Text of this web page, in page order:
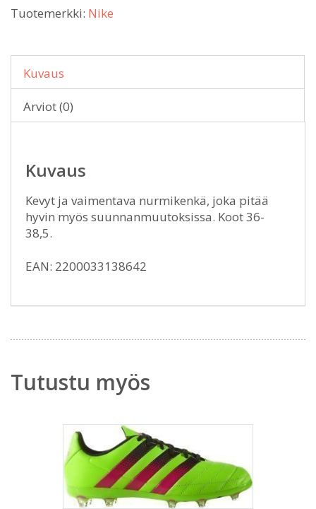
Tuotemerkki: Nike
Kuvaus
Arviot (0)
Kuvaus
Kevyt ja vaimentava nurmikenkä, joka pitää
hyvin myös suunnanmuutoksissa. Koot 36-
38,5.
EAN: 2200033138642
Tutustu myös